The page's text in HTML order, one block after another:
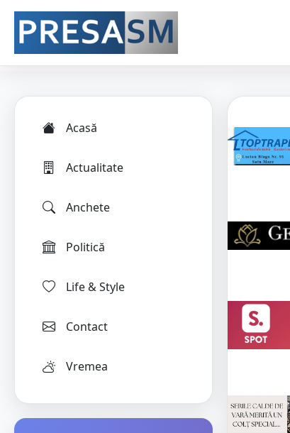
Acasă
Actualitate
Anchete
Politică
Life & Style
Contact
Vremea